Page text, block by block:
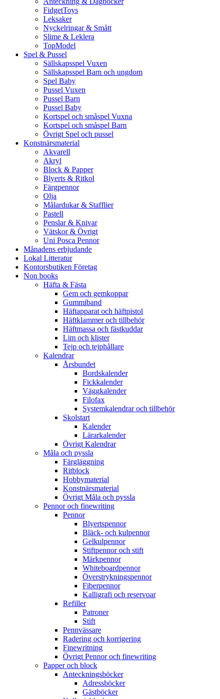
FidgetToys
Leksaker
Nyckelringar & Smått
Slime & Leklera
TopModel
Spel & Pussel
Sällskapsspel Vuxen
Sällskapsspel Barn och ungdom
Spel Baby
Pussel Vuxen
Pussel Barn
Pussel Baby
Kortspel och småspel Vuxna
Kortspel och småspel Barn
Övrigt Spel och pussel
Konstnärsmaterial
Akvarell
Akryl
Block & Papper
Blyerts & Ritkol
Färgpennor
Olja
Målardukar & Stafflier
Pastell
Penslar & Knivar
Vätskor & Övrigt
Uni Posca Pennor
Månadens erbjudande
Lokal Litteratur
Kontorsbutiken Företag
Non books
Häfta & Fästa
Gem och gemkoppar
Gummiband
Häftapparat och häftpistol
Häftklammer och tillbehör
Häftmassa och fästkuddar
Lim och klister
Tejp och tejphållare
Kalendrar
Årsbundet
Bordskalender
Fickkalender
Väggkalender
Filofax
Systemkalendrar och tillbehör
Skolstart
Kalender
Lärarkalender
Övrigt Kalendrar
Måla och pyssla
Färgläggning
Ritblock
Hobbymaterial
Konstnärsmaterial
Övrigt Måla och pyssla
Pennor och finewriting
Pennor
Blyertspennor
Bläck- och kulpennor
Gelkulpennor
Stiftpennor och stift
Märkpennor
Whiteboardpennor
Överstrykningspennor
Fiberpennor
Kalligrafi och reservoar
Refiller
Patroner
Stift
Pennvässare
Radering och korrigering
Finewritning
Övrigt Pennor och finewriting
Papper och block
Anteckningsböcker
Adressböcker
Gästböcker